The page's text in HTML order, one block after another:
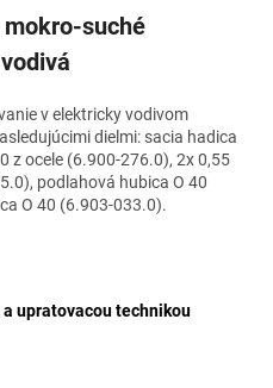
mokro-suché
v elektricky vodivom
dielmi: sacia hadica
z ocele (6.900-276.0), 2x 0,55
podlahová hubica O 40
O 40 (6.903-033.0).
upratovacou technikou